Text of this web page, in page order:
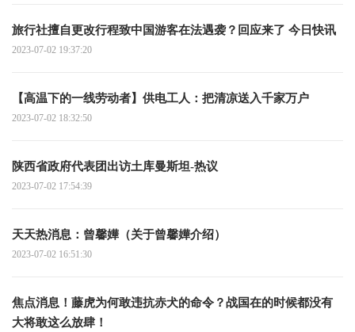
旅行社擅自更改行程致中国游客在法遇袭？回应来了 今日快讯
2023-07-02 19:37:20
【高温下的一线劳动者】供电工人：把清凉送入千家万户
2023-07-02 18:32:50
陕西省政府代表团出访土库曼斯坦-热议
2023-07-02 17:54:39
天天热消息：曾馨嬅（关于曾馨嬅介绍）
2023-07-02 16:51:30
焦点消息！藤虎为何敢违抗赤犬的命令？战国在的时候都没有
大将敢这么放肆！